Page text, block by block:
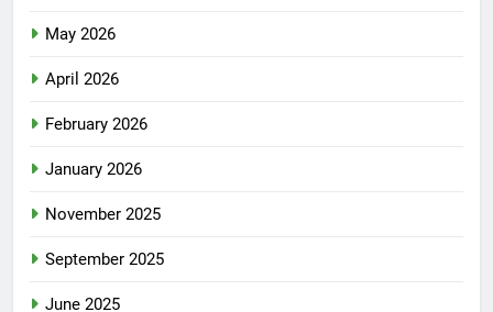
May 2026
April 2026
February 2026
January 2026
November 2025
September 2025
June 2025